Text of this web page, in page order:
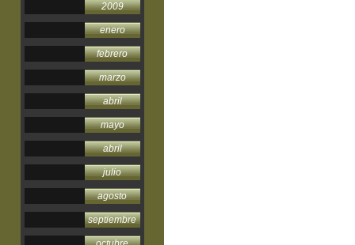
2009
enero
febrero
marzo
abril
mayo
abril
julio
agosto
septiembre